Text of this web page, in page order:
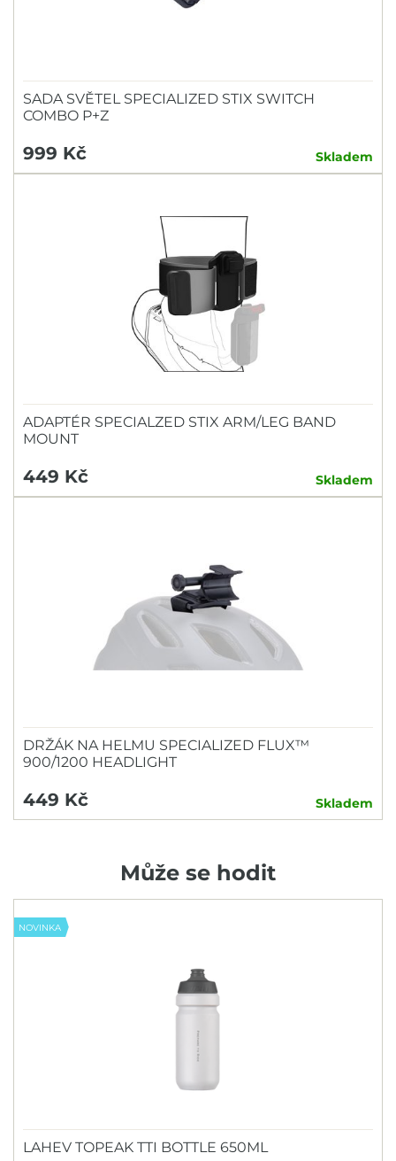
SADA SVĚTEL SPECIALIZED STIX SWITCH
COMBO P+Z
999 Kč Skladem
ADAPTÉR SPECIALZED STIX ARM/LEG BAND
MOUNT
449 Kč Skladem
DRŽÁK NA HELMU SPECIALIZED FLUX™
900/1200 HEADLIGHT
449 Kč Skladem
Může se hodit
NOVINKA
LAHEV TOPEAK TTI BOTTLE 650ML